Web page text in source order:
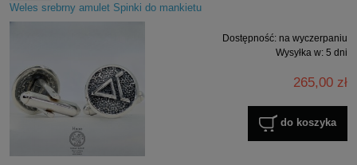
Weles srebrny amulet Spinki do mankietu
Dostępność: na wyczerpaniu
Wysyłka w: 5 dni
265,00 zł
do koszyka